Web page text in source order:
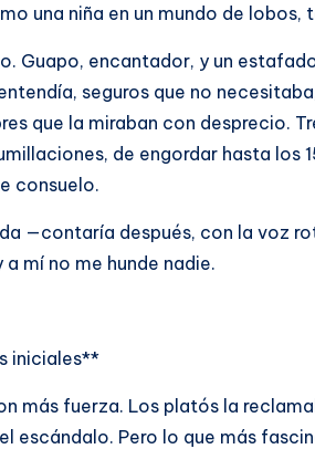
una niña en un mundo de lobos,
Guapo, encantador, y un
seguros que no
que la miraban con desprecio.
de engordar hasta los
consuelo.
—contaría después, con la voz
mí no me hunde nadie.
iniciales**
más fuerza. Los platós la
escándalo. Pero lo que más